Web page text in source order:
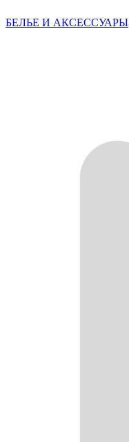
БЕЛЬЕ И АКСЕССУАРЫ